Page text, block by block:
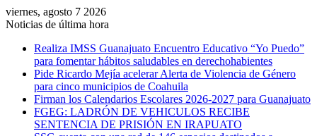
viernes, agosto 7 2026
Noticias de última hora
Realiza IMSS Guanajuato Encuentro Educativo “Yo Puedo”
para fomentar hábitos saludables en derechohabientes
Pide Ricardo Mejía acelerar Alerta de Violencia de Género
para cinco municipios de Coahuila
Firman los Calendarios Escolares 2026-2027 para Guanajuato
FGEG: LADRÓN DE VEHICULOS RECIBE
SENTENCIA DE PRISIÓN EN IRAPUATO